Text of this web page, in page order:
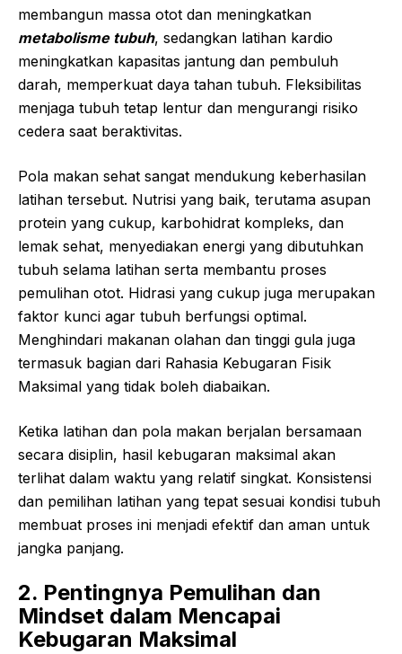
membangun massa otot dan meningkatkan
metabolisme tubuh, sedangkan latihan kardio
meningkatkan kapasitas jantung dan pembuluh
darah, memperkuat daya tahan tubuh. Fleksibilitas
menjaga tubuh tetap lentur dan mengurangi risiko
cedera saat beraktivitas.
Pola makan sehat sangat mendukung keberhasilan
latihan tersebut. Nutrisi yang baik, terutama asupan
protein yang cukup, karbohidrat kompleks, dan
lemak sehat, menyediakan energi yang dibutuhkan
tubuh selama latihan serta membantu proses
pemulihan otot. Hidrasi yang cukup juga merupakan
faktor kunci agar tubuh berfungsi optimal.
Menghindari makanan olahan dan tinggi gula juga
termasuk bagian dari Rahasia Kebugaran Fisik
Maksimal yang tidak boleh diabaikan.
Ketika latihan dan pola makan berjalan bersamaan
secara disiplin, hasil kebugaran maksimal akan
terlihat dalam waktu yang relatif singkat. Konsistensi
dan pemilihan latihan yang tepat sesuai kondisi tubuh
membuat proses ini menjadi efektif dan aman untuk
jangka panjang.
2. Pentingnya Pemulihan dan
Mindset dalam Mencapai
Kebugaran Maksimal